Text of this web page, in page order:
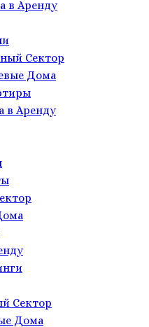
в Аренду
Сектор
Дома
в Аренду
Сектор
Дома